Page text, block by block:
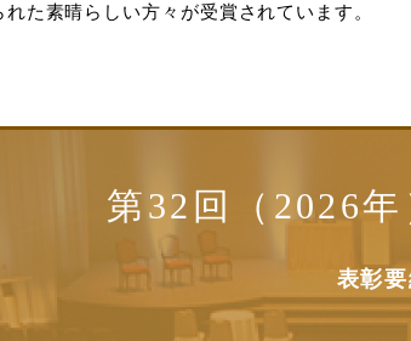
た素晴らしい方々が受賞されています。
第32回（2026
表彰